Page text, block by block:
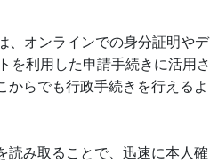
、オンラインでの身分証明やデ
を利用した申請手続きに活用さ
らでも行政手続きを行えるよ
読み取ることで、迅速に本人確